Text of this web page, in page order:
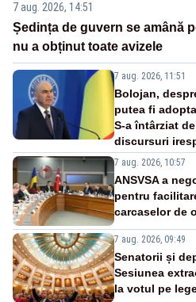
7 aug. 2026, 14:51
Ședința de guvern se amână
nu a obținut toate avizele
7 aug. 2026, 11:51
Bolojan,
putea fi
S-a întârziat
discursuri
7 aug. 2026, 10:57
ANSVSA a
pentru
carcaselor de
7 aug. 2026, 09:49
Senatorii și
Sesiunea
la votul pe